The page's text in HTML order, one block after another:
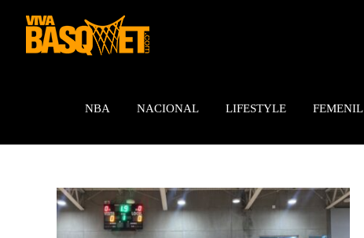
contenido
NBA NACIONAL LIFESTYLE FEMENIL